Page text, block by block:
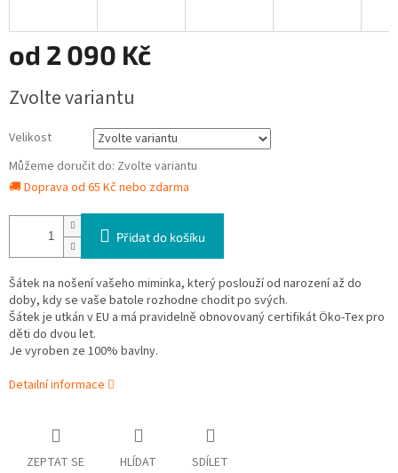
od 2 090 Kč
cena:
Zvolte variantu
Velikost
Můžeme doručit do: Zvolte variantu
🚚 Doprava od 65 Kč nebo zdarma
Přidat do košíku
Šátek na nošení vašeho miminka, který poslouží od narození až do
doby, kdy se vaše batole rozhodne chodit po svých.
Šátek je utkán v EU a má pravidelně obnovovaný certifikát Öko-Tex pro
děti do dvou let.
Je vyroben ze 100% bavlny.
Detailní informace
ZEPTAT SE HLÍDAT SDÍLET